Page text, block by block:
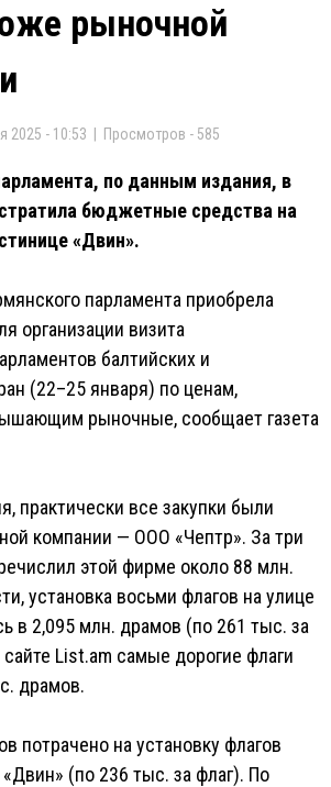
рыночной
2025 - 10:53 | Просмотров - 585
по данным издания, в
бюджетные средства на
«Двин».
парламента приобрела
организации визита
балтийских и
(22–25 января) по ценам,
рыночные, сообщает газета
практически все закупки были
компании — ООО «Чептр». За три
этой фирме около 88 млн.
установка восьми флагов на улице
в 2,095 млн. драмов (по 261 тыс. за
сайте List.am самые дорогие флаги
драмов.
потрачено на установку флагов
(по 236 тыс. за флаг). По